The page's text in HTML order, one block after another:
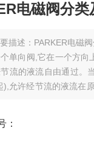
电磁阀分类
描述：PARKER电磁
单向阀,它在一个方向
流的液流自由通过。
),允许经节流的液流在
：